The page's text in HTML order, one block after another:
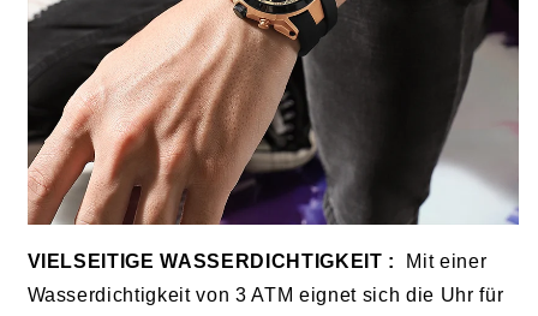
VIELSEITIGE WASSERDICHTIGKEIT :
Mit einer
Wasserdichtigkeit von 3 ATM eignet sich die Uhr für